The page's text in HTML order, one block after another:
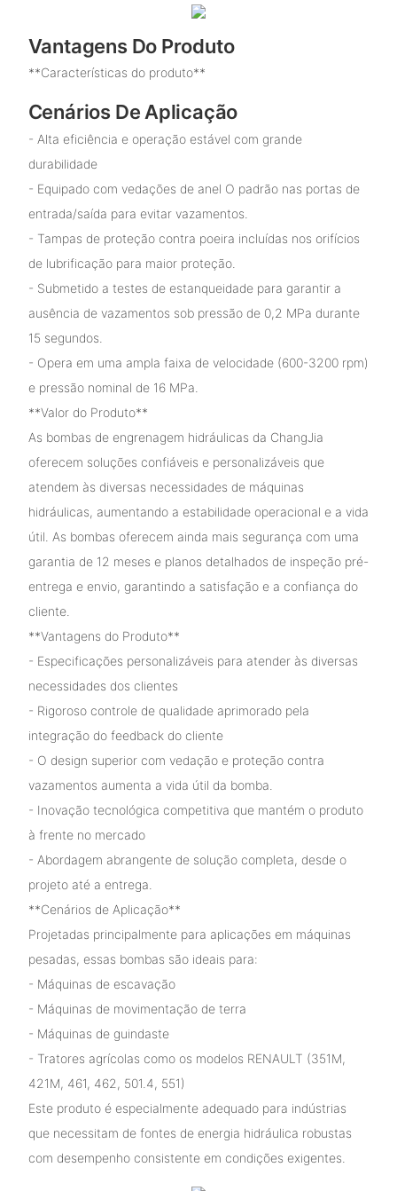
Vantagens Do Produto
**Características do produto**
Cenários De Aplicação
- Alta eficiência e operação estável com grande
durabilidade
- Equipado com vedações de anel O padrão nas portas de
entrada/saída para evitar vazamentos.
- Tampas de proteção contra poeira incluídas nos orifícios
de lubrificação para maior proteção.
- Submetido a testes de estanqueidade para garantir a
ausência de vazamentos sob pressão de 0,2 MPa durante
15 segundos.
- Opera em uma ampla faixa de velocidade (600-3200 rpm)
e pressão nominal de 16 MPa.
**Valor do Produto**
As bombas de engrenagem hidráulicas da ChangJia
oferecem soluções confiáveis ​​e personalizáveis ​​que
atendem às diversas necessidades de máquinas
hidráulicas, aumentando a estabilidade operacional e a vida
útil. As bombas oferecem ainda mais segurança com uma
garantia de 12 meses e planos detalhados de inspeção pré-
entrega e envio, garantindo a satisfação e a confiança do
cliente.
**Vantagens do Produto**
- Especificações personalizáveis ​​para atender às diversas
necessidades dos clientes
- Rigoroso controle de qualidade aprimorado pela
integração do feedback do cliente
- O design superior com vedação e proteção contra
vazamentos aumenta a vida útil da bomba.
- Inovação tecnológica competitiva que mantém o produto
à frente no mercado
- Abordagem abrangente de solução completa, desde o
projeto até a entrega.
**Cenários de Aplicação**
Projetadas principalmente para aplicações em máquinas
pesadas, essas bombas são ideais para:
- Máquinas de escavação
- Máquinas de movimentação de terra
- Máquinas de guindaste
- Tratores agrícolas como os modelos RENAULT (351M,
421M, 461, 462, 501.4, 551)
Este produto é especialmente adequado para indústrias
que necessitam de fontes de energia hidráulica robustas
com desempenho consistente em condições exigentes.